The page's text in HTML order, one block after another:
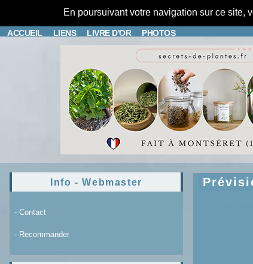
En poursuivant votre navigation sur ce site,
ACCUEIL LIENS LIVRE D'OR PHOTOS
Info - Webmaster
- Contact
- Recommander